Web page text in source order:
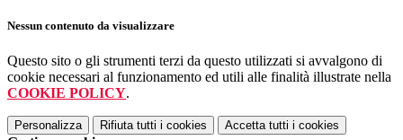
Nessun contenuto da visualizzare
Questo sito o gli strumenti terzi da questo utilizzati si avvalgono di
cookie necessari al funzionamento ed utili alle finalità illustrate nella
COOKIE POLICY.
Personalizza Rifiuta tutti i cookies Accetta tutti i cookies